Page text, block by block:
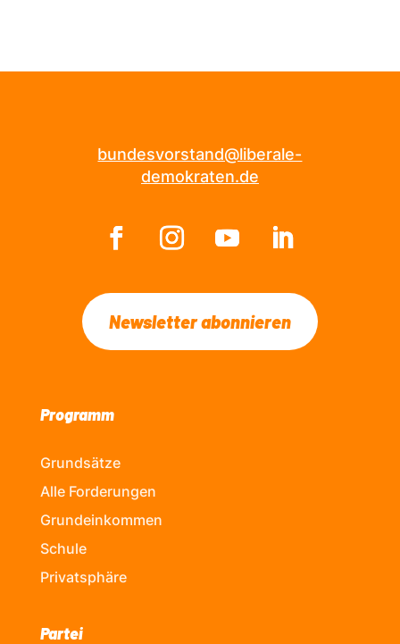
bundesvorstand@liberale-
demokraten.de
Newsletter abonnieren
Programm
Grundsätze
Alle Forderungen
Grundeinkommen
Schule
Privatsphäre
Partei